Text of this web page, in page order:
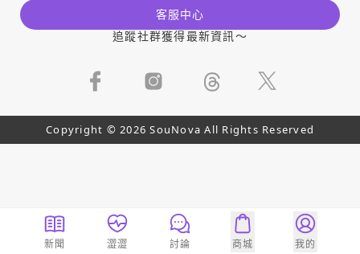
客服中心
追蹤社群獲得最新資訊～
Copyright © 2026 SouNova All Rights Reserved
新聞 澀澀 討論 商城 我的